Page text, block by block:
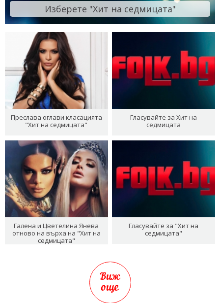
Изберете "Хит на седмицата"
Преслава оглави класацията
"Хит на седмицата"
Гласувайте за Хит на
седмицата
Галена и Цветелина Янева
отново на върха на "Хит на
седмицата"
Гласувайте за "Хит на
седмицата"
Виж
още